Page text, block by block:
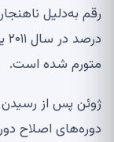
متورم شده است.
ژوئن پس از رسیدن
دوره‌های اصلاح